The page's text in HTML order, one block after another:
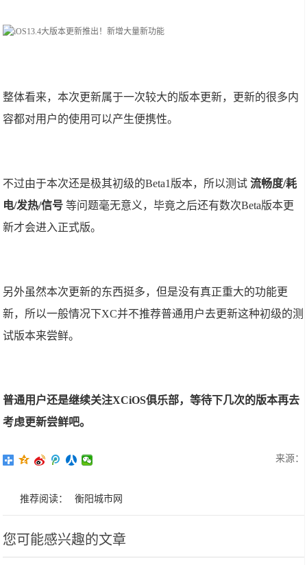
整体看来，本次更新属于一次较大的版本更新，更新的很多内
容都对用户的使用可以产生便携性。
不过由于本次还是极其初级的Beta1版本，所以测试流畅度/耗
电/发热/信号等问题毫无意义，毕竟之后还有数次Beta版本更
新才会进入正式版。
另外虽然本次更新的东西挺多，但是没有真正重大的功能更
新，所以一般情况下XC并不推荐普通用户去更新这种初级的测
试版本来尝鲜。
普通用户还是继续关注XCiOS俱乐部，等待下几次的版本再去
考虑更新尝鲜吧。
来源：
推荐阅读： 衡阳城市网
您可能感兴趣的文章